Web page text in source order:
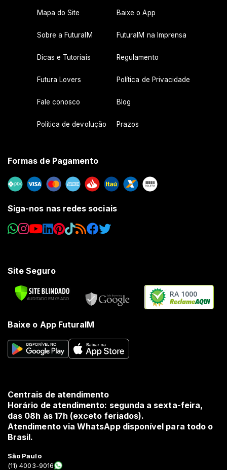
Mapa do Site Baixe o App
Sobre a FuturaIM FuturaIM na Imprensa
Dicas e Tutoriais Regulamento
Futura Lovers Política de Privacidade
Fale conosco Blog
Política de devolução Prazos
Formas de Pagamento
Siga-nos nas redes sociais
Site Seguro
RA 1000
Baixe o App FuturaIM
Centrais de atendimento
Horário de atendimento: segunda a sexta-feira,
das 08h às 17h (exceto feriados).
Atendimento via WhatsApp disponível para todo o
Brasil.
São Paulo
(11) 4003-9016